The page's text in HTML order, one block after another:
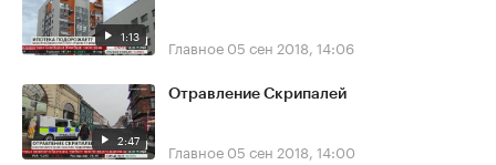
1:13 Главное 05 сен 2018, 14:06
2:47
Отравление Скрипалей
Главное 05 сен 2018, 14:00